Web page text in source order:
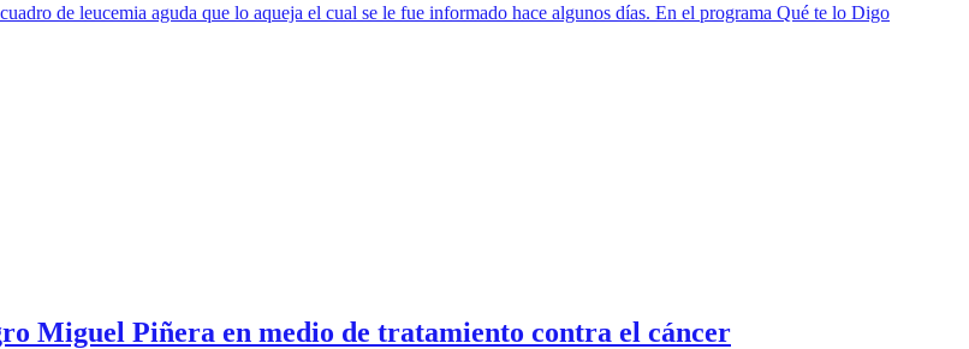
de leucemia aguda que lo aqueja el cual se le fue informado hace algunos días. En el programa Qué te lo Digo
Miguel Piñera en medio de tratamiento contra el cáncer